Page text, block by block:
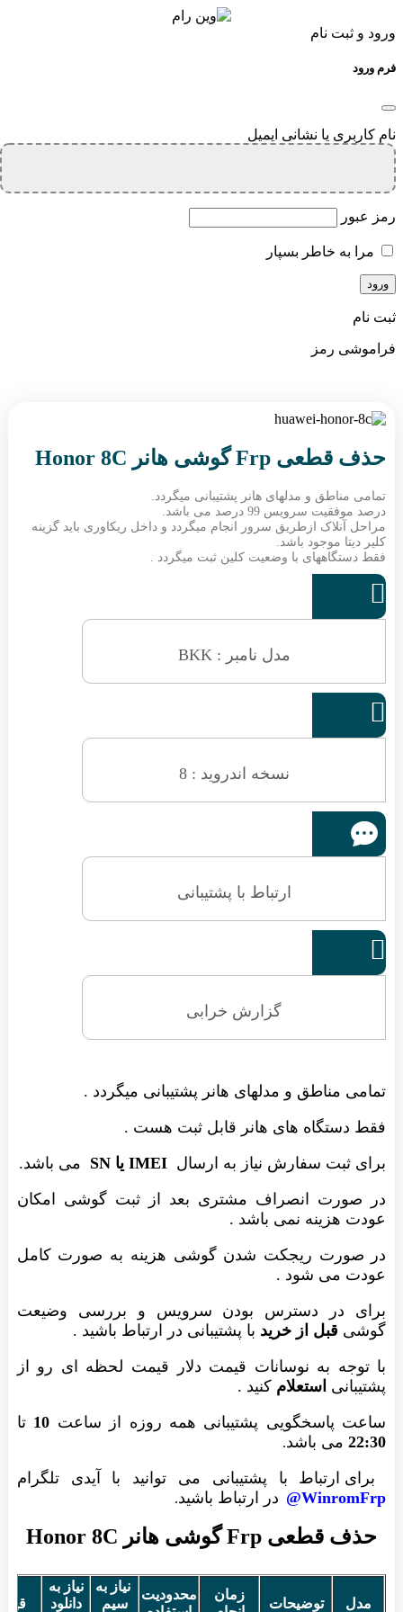
ورود و ثبت نام
فرم ورود
نام کاربری یا نشانی ایمیل
رمز عبور
مرا به خاطر بسپار
ثبت نام
فراموشی رمز
حذف قطعی Frp گوشی هانر Honor 8C
تمامی مناطق و مدلهای هانر پشتیبانی میگردد.
درصد موفقیت سرویس 99 درصد می باشد.
مراحل آنلاک ازطریق سرور انجام میگردد و داخل ریکاوری باید گزینه
کلیر دیتا موجود باشد.
فقط دستگاههای با وضعیت کلین ثبت میگردد .

مدل نامبر : BKK

نسخه اندروید : 8
ارتباط با پشتیبانی

گزارش خرابی
تمامی مناطق و مدلهای هانر پشتیبانی میگردد .
فقط دستگاه های هانر قابل ثبت هست .
برای ثبت سفارش نیاز به ارسال IMEI یا SN
می باشد.
در صورت انصراف مشتری بعد از ثبت گوشی امکان
عودت هزینه نمی باشد .
در صورت ریجکت شدن گوشی هزینه به صورت کامل
عودت می شود .
برای در دسترس بودن سرویس و بررسی وضیعت
گوشی قبل از خرید با پشتیبانی در ارتباط باشید .
با توجه به نوسانات قیمت دلار قیمت لحظه ای رو از
پشتیبانی استعلام کنید .
ساعت پاسخگویی پشتیبانی همه روزه از ساعت 10 تا
22:30می باشد.
برای ارتباط با پشتیبانی می توانید با آیدی تلگرام
WinromFrp@
در ارتباط باشید.
حذف قطعی Frp گوشی هانر Honor 8C
مدل توضیحات
زمان
محدودیت
نیاز به
سیم
نیاز به
دانلود